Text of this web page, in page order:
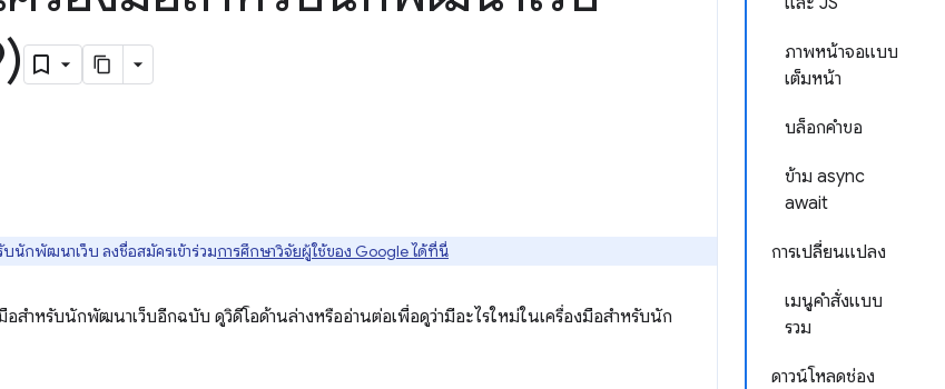
ภาพหน้าจอแบบ
เต็มหน้า
บล็อกคำขอ
ข้าม async
await
การเปลี่ยนแปลง
เมนูคำสั่งแบบ
รวม
ดาวน์โหลดช่อง
นักพัฒนาเว็บ ลงชื่อสมัครเข้าร่วมการศึกษาวิจัยผู้ใช้ของ Google ได้ที่นี่
สำหรับนักพัฒนาเว็บอีกฉบับ ดูวิดีโอด้านล่างหรืออ่านต่อเพื่อดูว่ามีอะไรใหม่ในเครื่องมือสำหรับนัก